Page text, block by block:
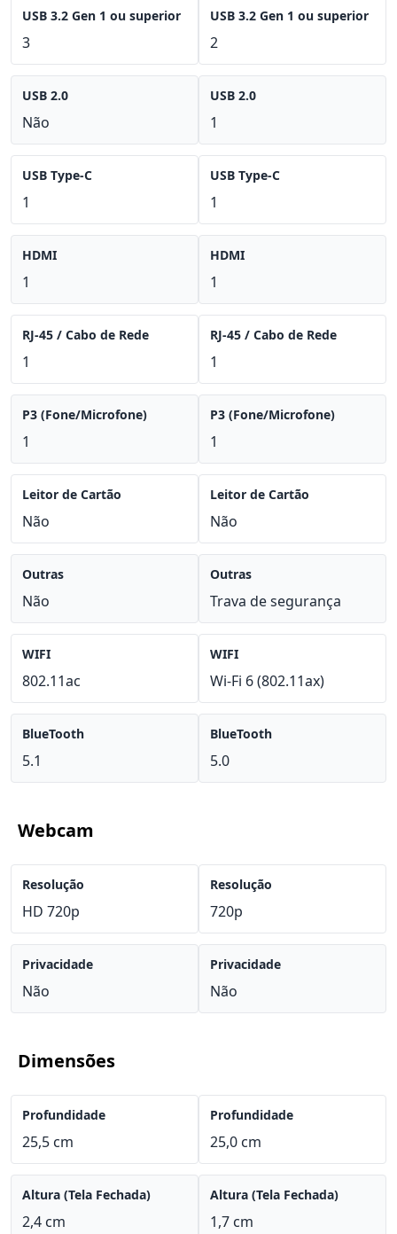
USB 3.2 Gen 1 ou superior
3
USB 2.0
Não
USB Type-C
1
HDMI
1
RJ-45 / Cabo de Rede
1
P3 (Fone/Microfone)
1
Leitor de Cartão
Não
Outras
Não
WIFI
802.11ac
BlueTooth
5.1
USB 3.2 Gen 1 ou superior
2
USB 2.0
1
USB Type-C
1
HDMI
1
RJ-45 / Cabo de Rede
1
P3 (Fone/Microfone)
1
Leitor de Cartão
Não
Outras
Trava de segurança
WIFI
Wi-Fi 6 (802.11ax)
BlueTooth
5.0
Webcam
Resolução
HD 720p
Privacidade
Não
Resolução
720p
Privacidade
Não
Dimensões
Profundidade
25,5 cm
Altura (Tela Fechada)
2,4 cm
Profundidade
25,0 cm
Altura (Tela Fechada)
1,7 cm